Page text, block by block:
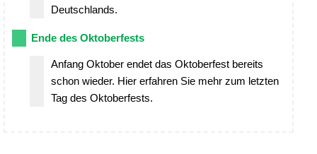
Deutschlands.
Ende des Oktoberfests
Anfang Oktober endet das Oktoberfest bereits
schon wieder. Hier erfahren Sie mehr zum letzten
Tag des Oktoberfests.